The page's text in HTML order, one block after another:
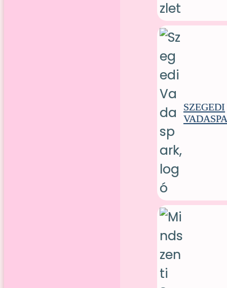
SZEGEDI